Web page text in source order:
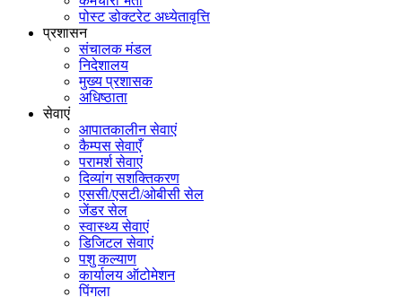
पोस्‍ट डोक्‍टरेट अध्‍येतावृत्ति
प्रशासन
संचालक मंडल
निदेशालय
मुख्य प्रशासक
अधिष्ठाता
सेवाएं
आपातकालीन सेवाएं
कैम्पस सेवाएँ
परामर्श सेवाएं
दिव्यांग सशक्तिकरण
एससी/एसटी/ओबीसी सेल
जेंडर सेल
स्वास्थ्य सेवाएं
डिजिटल सेवाएं
पशु कल्याण
कार्यालय ऑटोमेशन
पिंगला